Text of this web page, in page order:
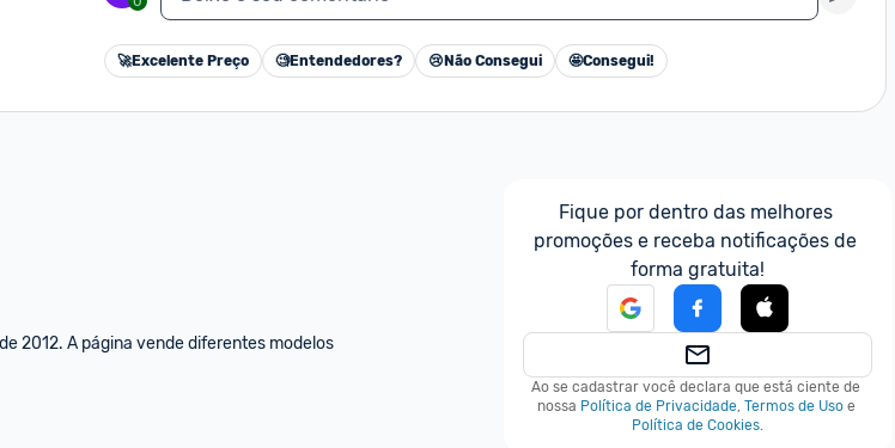
🚀Excelente Preço 🧐Entendedores? 😢 Não Consegui 🤩Consegui!
2012. A página vende diferentes modelos
Fique por dentro das melhores
promoções e receba notificações de
forma gratuita!
Ao se cadastrar você declara que está ciente de
nossa Política de Privacidade, Termos de Uso e
Política de Cookies.